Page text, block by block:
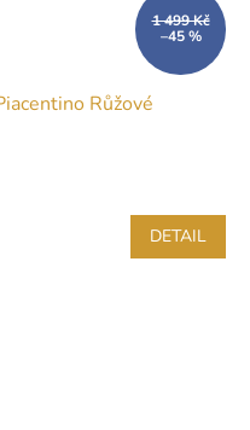
1 499 Kč
–45 %
Růžové
DETAIL